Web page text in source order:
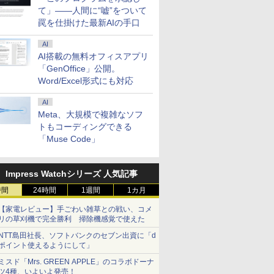
て」――人間に“嘘”をついて
罠を仕掛けた最新AIの手口
AI
AI搭載の無料オフィスアプリ
「GenOffice」公開。
Word/Excel形式にも対応
AI
Meta、大規模で複雑なソフ
トもコーディングできる
「Muse Code」
Impress Watchシリーズ 人気記事
24時間 1週間 1カ月
家電レビュー】手ごわい雑草との戦い、コメ
の草刈機で完全勝利 掃除機感覚で使えた
島田社長、ソフトバンクのセブン出資に「d
イント使えるようにして」
スド「Mrs. GREEN APPLE」のコラボドーナ
4種、いよいよ発売！